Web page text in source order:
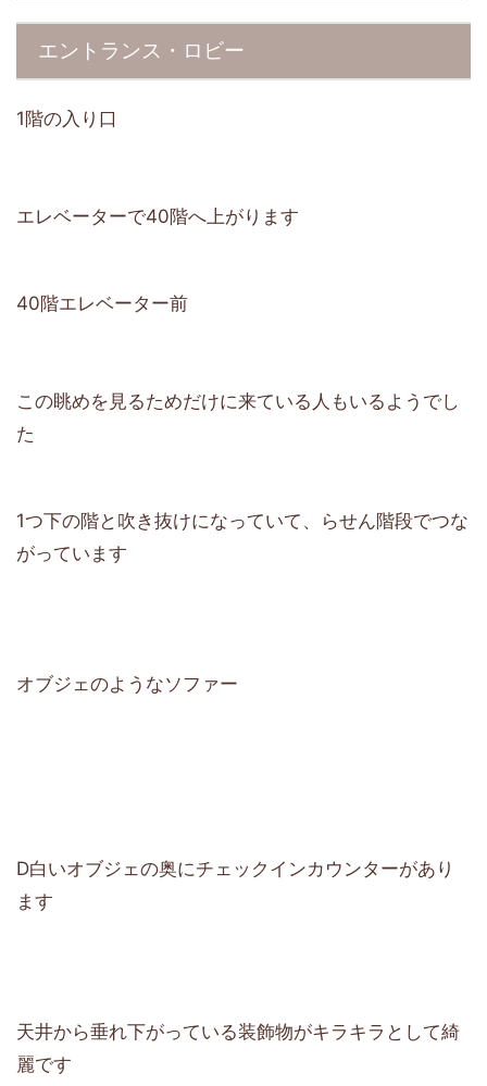
エントランス・ロビー
1階の入り口
エレベーターで40階へ上がります
40階エレベーター前
この眺めを見るためだけに来ている人もいるようでし
た
1つ下の階と吹き抜けになっていて、らせん階段でつな
がっています
オブジェのようなソファー
D白いオブジェの奥にチェックインカウンターがあり
ます
天井から垂れ下がっている装飾物がキラキラとして綺
麗です